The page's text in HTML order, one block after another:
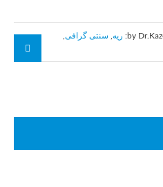
ریه سنتی گرافی